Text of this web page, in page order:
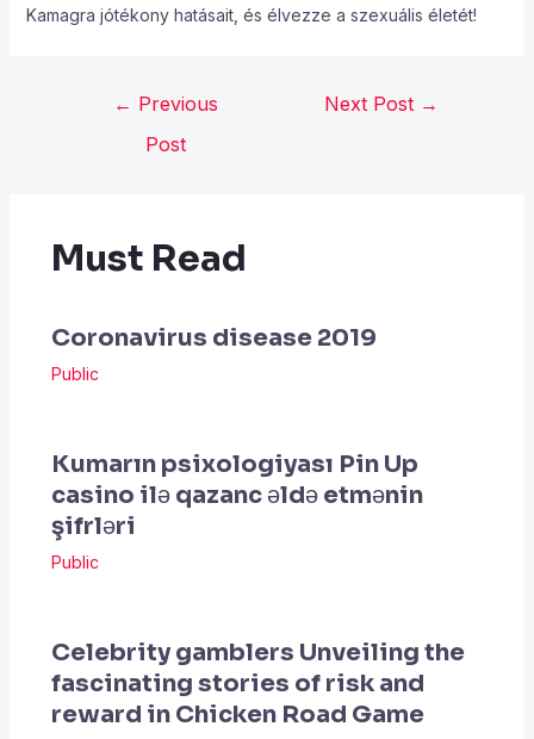
Kamagra jótékony hatásait, és élvezze a szexuális életét!
← Previous
Post
Next Post →
Must Read
Coronavirus disease 2019
Public
Kumarın psixologiyası Pin Up
casino ilə qazanc əldə etmənin
şifrləri
Public
Celebrity gamblers Unveiling the
fascinating stories of risk and
reward in Chicken Road Game